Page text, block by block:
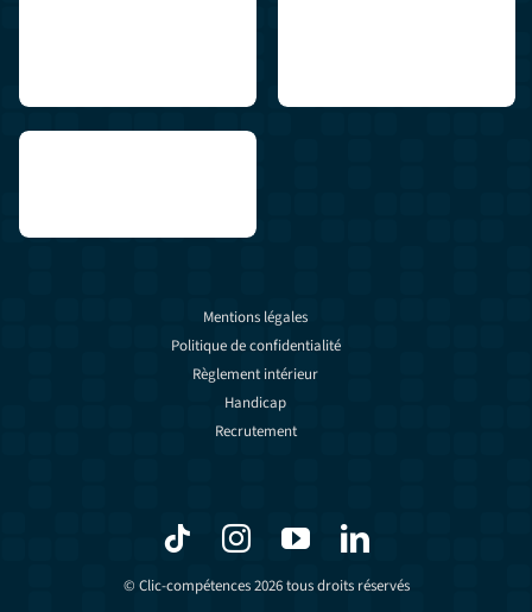
© Clic-compétences 2026 tous droits réservés
Mentions légales
Politique de confidentialité
Règlement intérieur
Handicap
Recrutement